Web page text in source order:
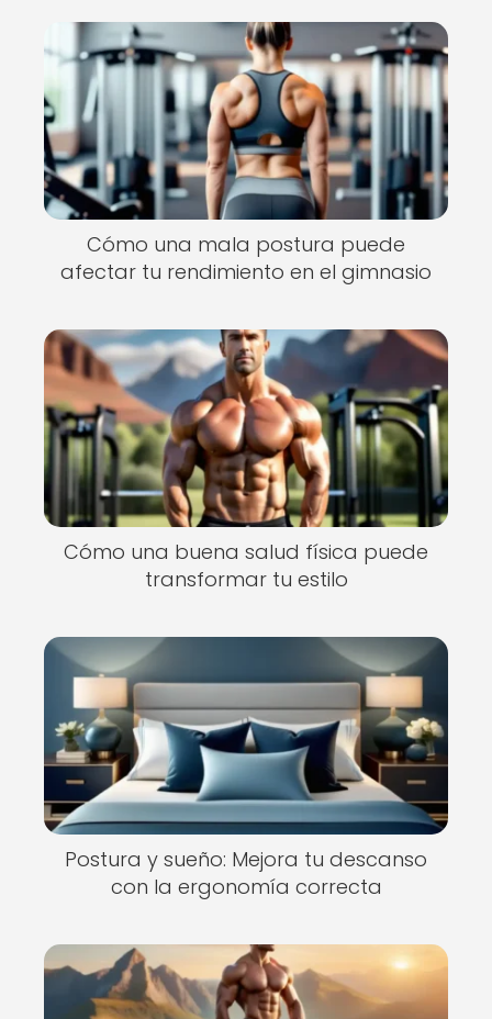
Cómo una mala postura puede
afectar tu rendimiento en el gimnasio
Cómo una buena salud física puede
transformar tu estilo
Postura y sueño: Mejora tu descanso
con la ergonomía correcta